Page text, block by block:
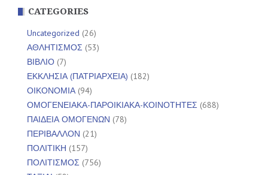
CATEGORIES
Uncategorized (26)
ΑΘΛΗΤΙΣΜΟΣ (53)
ΒΙΒΛΙΟ (7)
ΕΚΚΛΗΣΙΑ (ΠΑΤΡΙΑΡΧΕΙΑ) (182)
ΟΙΚΟΝΟΜΙΑ(94)
ΟΜΟΓΕΝΕΙΑΚΑ-ΠΑΡΟΙΚΙΑΚΑ-ΚΟΙΝΟΤΗΤΕΣ (688)
ΠΑΙΔΕΙΑ ΟΜΟΓΕΝΩΝ (78)
ΠΕΡΙΒΑΛΛΟΝ (21)
ΠΟΛΙΤΙΚΗ (157)
ΠΟΛΙΤΙΣΜΟΣ (756)